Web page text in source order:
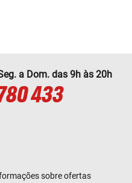
a Dom. das 9h às 20h
433
sobre ofertas